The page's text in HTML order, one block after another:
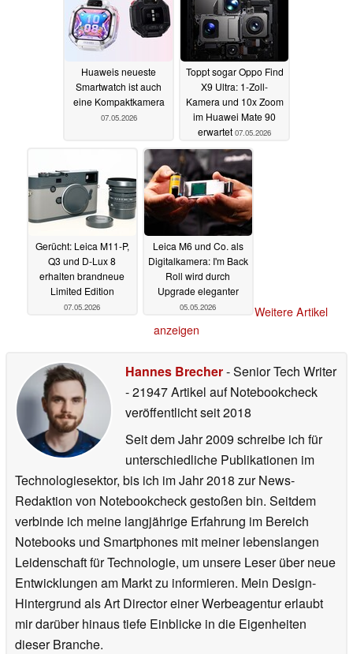
Huaweis neueste
Smartwatch ist auch
eine Kompaktkamera
07.05.2026
Toppt sogar Oppo Find
X9 Ultra: 1-Zoll-
Kamera und 10x Zoom
im Huawei Mate 90
erwartet 07.05.2026
Gerücht: Leica M11-P,
Q3 und D-Lux 8
erhalten brandneue
Limited Edition
07.05.2026
Leica M6 und Co. als
Digitalkamera: I'm Back
Roll wird durch
Upgrade eleganter
05.05.2026
Weitere Artikel
anzeigen
Hannes Brecher- Senior Tech Writer
- 21947 Artikel auf Notebookcheck
veröffentlichtseit 2018
Seit dem Jahr 2009 schreibe ich für
unterschiedliche Publikationen im
Technologiesektor, bis ich im Jahr 2018 zur News-
Redaktion von Notebookcheck gestoßen bin. Seitdem
verbinde ich meine langjährige Erfahrung im Bereich
Notebooks und Smartphones mit meiner lebenslangen
Leidenschaft für Technologie, um unsere Leser über neue
Entwicklungen am Markt zu informieren. Mein Design-
Hintergrund als Art Director einer Werbeagentur erlaubt
mir darüber hinaus tiefe Einblicke in die Eigenheiten
dieser Branche.